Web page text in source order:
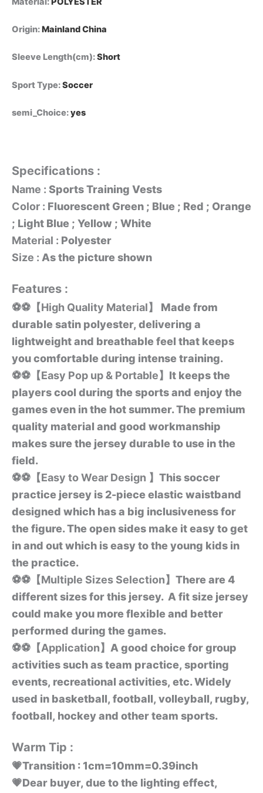
Origin:Mainland China
Sleeve Length(cm):Short
Sport Type:Soccer
semi_Choice:yes
Specifications :
Name : Sports Training Vests
Color : Fluorescent Green ; Blue ; Red ; Orange
; Light Blue ; Yellow ; White
Material : Polyester
Size : As the picture shown
Features :
⚽⚽【High Quality Material】
Made from
durable satin polyester, delivering a
lightweight and breathable feel that keeps
you comfortable during intense training.
⚽⚽【Easy Pop up & Portable】 It keeps the
players cool during the sports and enjoy the
games even in the hot summer. The premium
quality material and good workmanship
makes sure the jersey durable to use in the
field.
⚽⚽【Easy to Wear Design 】 This soccer
practice jersey is 2-piece elastic waistband
designed which has a big inclusiveness for
the figure. The open sides make it easy to get
in and out which is easy to the young kids in
the practice.
⚽⚽【Multiple Sizes Selection】 There are 4
different sizes for this jersey. A fit size jersey
could make you more flexible and better
performed during the games.
⚽⚽【Application】 A good choice for group
activities such as team practice, sporting
events, recreational activities, etc. Widely
used in basketball, football, volleyball, rugby,
football, hockey and other team sports.
Warm Tip :
💗Transition : 1cm=10mm=0.39inch
💗Dear buyer, due to the lighting effect,